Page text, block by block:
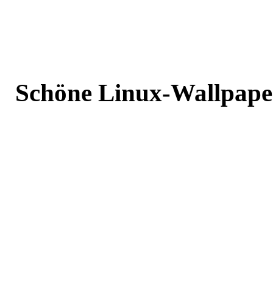
Schöne Linux-